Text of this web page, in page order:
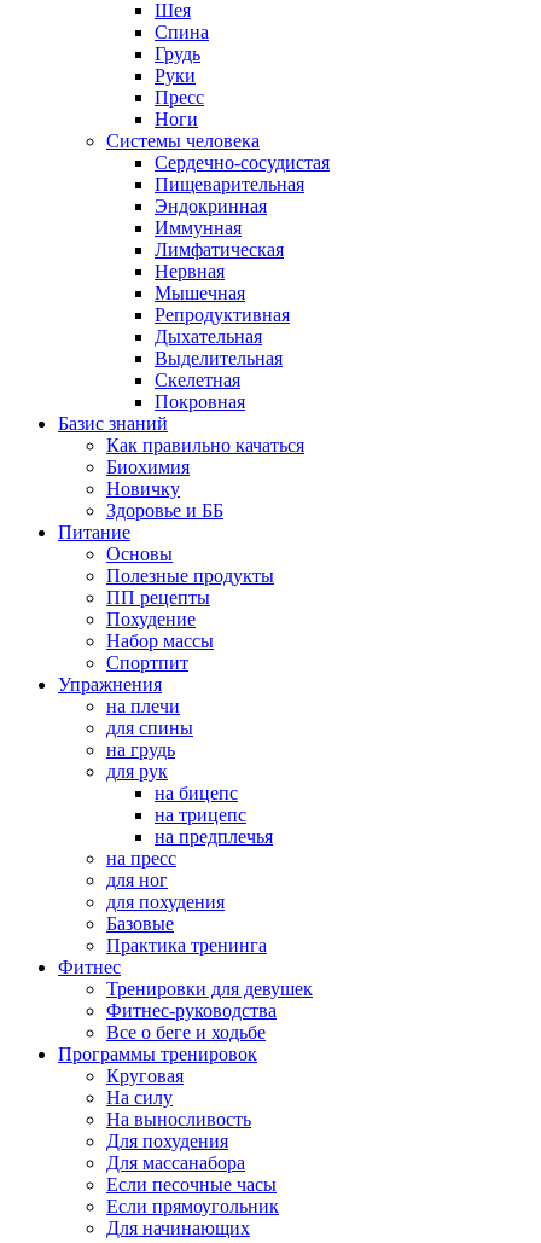
Шея
Спина
Грудь
Руки
Пресс
Ноги
Системы человека
Сердечно-сосудистая
Пищеварительная
Эндокринная
Иммунная
Лимфатическая
Нервная
Мышечная
Репродуктивная
Дыхательная
Выделительная
Скелетная
Покровная
Базис знаний
Как правильно качаться
Биохимия
Новичку
Здоровье и ББ
Питание
Основы
Полезные продукты
ПП рецепты
Похудение
Набор массы
Спортпит
Упражнения
на плечи
для спины
на грудь
для рук
на бицепс
на трицепс
на предплечья
на пресс
для ног
для похудения
Базовые
Практика тренинга
Фитнес
Тренировки для девушек
Фитнес-руководства
Все о беге и ходьбе
Программы тренировок
Круговая
На силу
На выносливость
Для похудения
Для массанабора
Если песочные часы
Если прямоугольник
Для начинающих